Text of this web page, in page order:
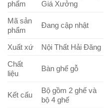
phẩm
Giá Xưởng
Mã sản
phẩm
Đang cập nhật
Xuất xứ
Nội Thất Hải Đăng
Chất
liệu
Bàn ghế gỗ
Kết cấu
Bộ gồm 2 ghế và
bộ 4 ghế